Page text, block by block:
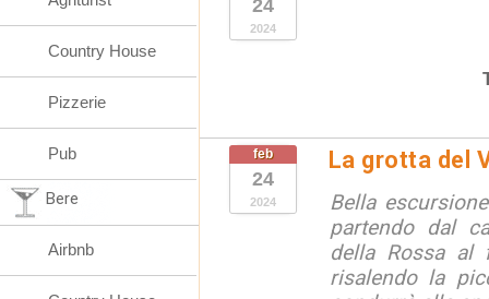
24
2024
feb
24
2024
La grotta del
Bella
partendo dal
della Rossa al
risalendo la
Country House
Pizzerie
Pub
Bere
Airbnb